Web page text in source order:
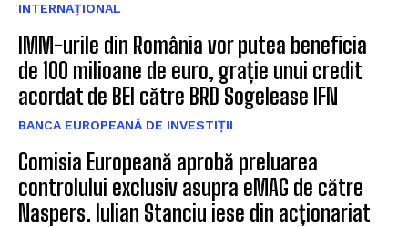
INTERNAȚIONAL
IMM-urile din România vor putea beneficia
de 100 milioane de euro, grație unui credit
acordat de BEI către BRD Sogelease IFN
BANCA EUROPEANĂ DE INVESTIȚII
Comisia Europeană aprobă preluarea
controlului exclusiv asupra eMAG de către
Naspers. Iulian Stanciu iese din acționariat